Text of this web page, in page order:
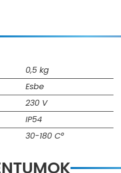
0,5 kg
Esbe
230 V
IP54
30-180 C°